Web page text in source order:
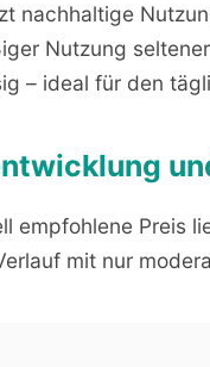
nachhaltige
Nutzung
– ideal für den
empfohlene Preis
mit nur